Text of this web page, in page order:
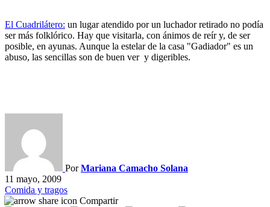
El Cuadrilátero: un lugar atendido por un luchador retirado no podía
ser más folklórico. Hay que visitarla, con ánimos de reír y, de ser
posible, en ayunas. Aunque la estelar de la casa "Gadiador" es un
abuso, las sencillas son de buen ver y digeribles.
PorMariana Camacho Solana
11 mayo, 2009
Comida y tragos
Compartir